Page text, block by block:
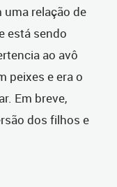
uma relação de
está sendo
ao avô
peixes e era o
Em breve,
dos filhos e